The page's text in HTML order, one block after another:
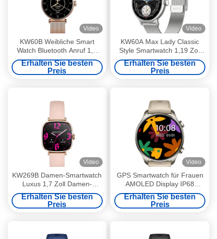
Video
KW60B Weibliche Smart
Watch Bluetooth Anruf 1,7
Zoll Display Smartwatch
wasserdicht
Erhalten Sie besten
Preis
Video
KW60A Max Lady Classic
Style Smartwatch 1,19 Zoll
Frauengesundheit Smart
Watch IP68 Wasserdicht GPS
Sport Smartwatch Lady
Erhalten Sie besten
Preis
Video
KW269B Damen-Smartwatch
Luxus 1,7 Zoll Damen-
Smartwatch wasserdicht
Erhalten Sie besten
Preis
Video
GPS Smartwatch für Frauen
AMOLED Display IP68
wasserdicht
Erhalten Sie besten
Preis